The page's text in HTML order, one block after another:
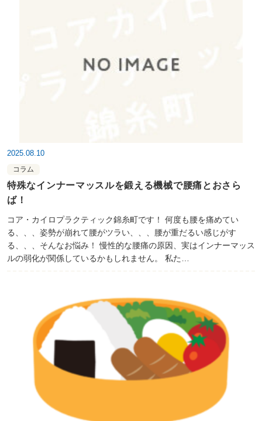
2025.08.10
コラム
特殊なインナーマッスルを鍛える機械で腰痛とおさら
ば！
コア・カイロプラクティック錦糸町です！ 何度も腰を痛めてい
る、、、姿勢が崩れて腰がツラい、、、腰が重だるい感じがす
る、、、そんなお悩み！ 慢性的な腰痛の原因、実はインナーマッス
ルの弱化が関係しているかもしれません。 私た…